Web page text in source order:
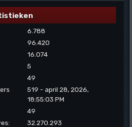
6.788
96.420
16.074
5
49
519 - april 28, 2026,
18:55:03 PM
49
32.270.293